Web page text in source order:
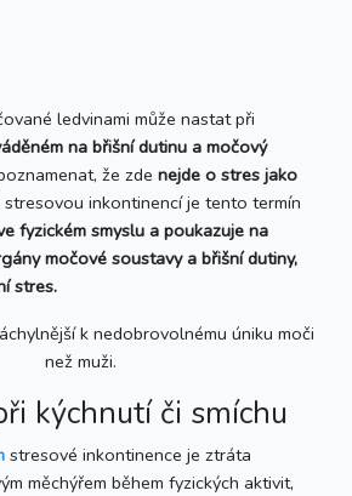
ledvinami může nastat při
na břišní dutinu a močový
že zde nejde o stres jako
stresovou inkontinencí je tento termín
fyzickém smyslu a poukazuje na
močové soustavy a břišní dutiny,
stres.
k nedobrovolnému úniku moči
než muži.
kýchnutí či smíchu
stresové inkontinence je ztráta
měchýřem během fyzických aktivit,